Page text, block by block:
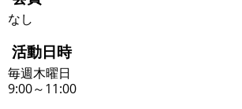
なし
活動日時
毎週木曜日
9:00～11:00